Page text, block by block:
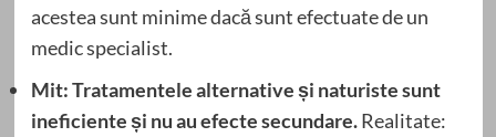
acestea sunt minime dacă sunt efectuate de un
medic specialist.
Mit: Tratamentele alternative și naturiste sunt
ineficiente și nu au efecte secundare.Realitate: